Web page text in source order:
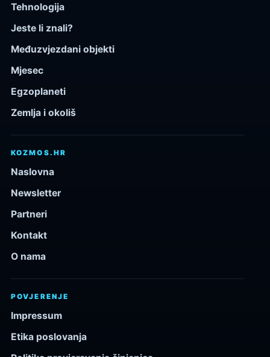
Tehnologija
Jeste li znali?
Međuzvjezdani objekti
Mjesec
Egzoplaneti
Zemlja i okoliš
KOZMOS.HR
Naslovna
Newsletter
Partneri
Kontakt
O nama
POVJERENJE
Impressum
Etika poslovanja